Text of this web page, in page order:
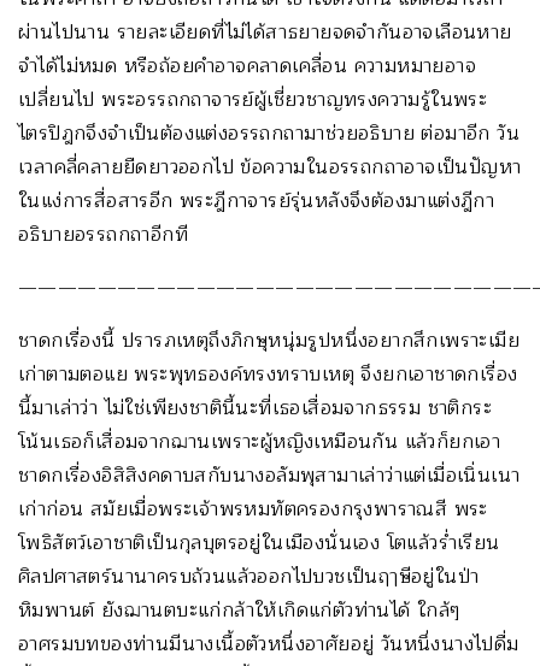
ผ่านไปนาน รายละเอียดที่ไม่ได้สาธยายจดจำกันอาจเลือนหาย
จำได้ไม่หมด หรือถ้อยคำอาจคลาดเคลื่อน ความหมายอาจ
เปลี่ยนไป พระอรรถกถาจารย์ผู้เชี่ยวชาญทรงความรู้ในพระ
ไตรปิฎกจึงจำเป็นต้องแต่งอรรถกถามาช่วยอธิบาย ต่อมาอีก วัน
เวลาคลี่คลายยืดยาวออกไป ข้อความในอรรถกถาอาจเป็นปัญหา
ในแง่การสื่อสารอีก พระฎีกาจารย์รุ่นหลังจึงต้องมาแต่งฎีกา
อธิบายอรรถกถาอีกที
ชาดกเรื่องนี้ ปรารภเหตุถึงภิกษุหนุ่มรูปหนึ่งอยากสึกเพราะเมีย
เก่าตามตอแย พระพุทธองค์ทรงทราบเหตุ จึงยกเอาชาดกเรื่อง
นี้มาเล่าว่า ไม่ใช่เพียงชาตินี้นะที่เธอเสื่อมจากธรรม ชาติกระ
โน้นเธอก็เสื่อมจากฌานเพราะผู้หญิงเหมือนกัน แล้วก็ยกเอา
ชาดกเรื่องอิสิสิงคดาบสกับนางอลัมพุสามาเล่าว่าแต่เมื่อเนิ่นเนา
เก่าก่อน สมัยเมื่อพระเจ้าพรหมทัตครองกรุงพาราณสี พระ
โพธิสัตว์เอาชาติเป็นกุลบุตรอยู่ในเมืองนั่นเอง โตแล้วร่ำเรียน
ศิลปศาสตร์นานาครบถ้วนแล้วออกไปบวชเป็นฤๅษีอยู่ในป่า
หิมพานต์ ยังฌานตบะแก่กล้าให้เกิดแก่ตัวท่านได้ ใกล้ๆ
อาศรมบทของท่านมีนางเนื้อตัวหนึ่งอาศัยอยู่ วันหนึ่งนางไปดื่ม